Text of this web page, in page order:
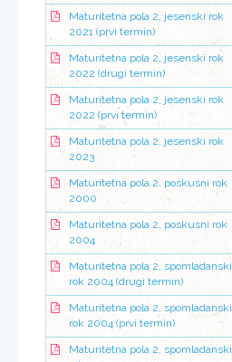
Maturitetna pola 2, jesenski rok
2021 (prvi termin)
Maturitetna pola 2, jesenski rok
2022 (drugi termin)
Maturitetna pola 2, jesenski rok
2022 (prvi termin)
Maturitetna pola 2, jesenski rok
2023
Maturitetna pola 2, poskusni rok
2000
Maturitetna pola 2, poskusni rok
2004
Maturitetna pola 2, spomladanski
rok 2004 (drugi termin)
Maturitetna pola 2, spomladanski
rok 2004 (prvi termin)
Maturitetna pola 2, spomladanski